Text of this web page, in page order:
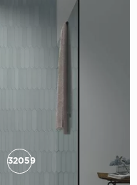
32059